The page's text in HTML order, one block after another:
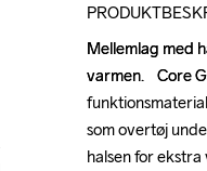
Mellemlag med
varmen.    Core
som overtøj
halsen for ekstra
Mellemlag med
varmen.    Core
som overtøj
halsen for ekstra